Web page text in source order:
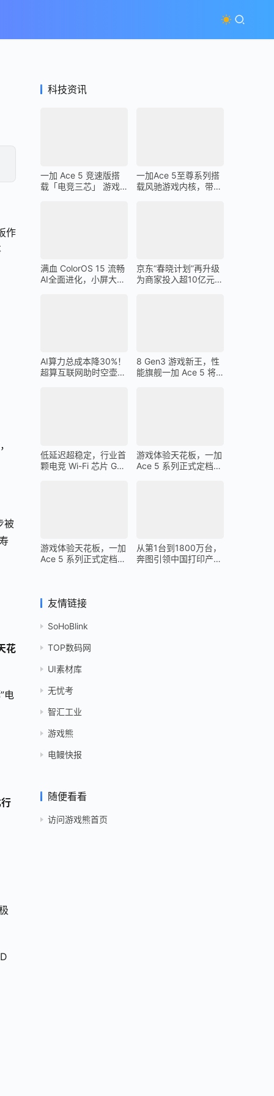
作
被
花
电
科技资讯
一加 Ace 5 竞速版搭
载「电竞三芯」 游戏
一加Ace 5至尊系列搭
载风驰游戏内核，带来
满血 ColorOS 15 流畅
AI全面进化，小屏大魔
京东“春晓计划”再升级
为商家投入超10亿元广
AI算力总成本降30%！
超算互联网助时空壶高
8 Gen3 游戏新王，性
能旗舰一加 Ace 5 将
低延迟超稳定，行业首
颗电竞 Wi-Fi 芯片 G1
游戏体验天花板，一加
Ace 5 系列正式定档
游戏体验天花板，一加
Ace 5 系列正式定档
从第1台到1800万台，
奔图引领中国打印产业
友情链接
SoHoBlink
TOP数码网
UI素材库
无忧考
智汇工业
游戏熊
电鳗快报
随便看看
访问游戏熊首页